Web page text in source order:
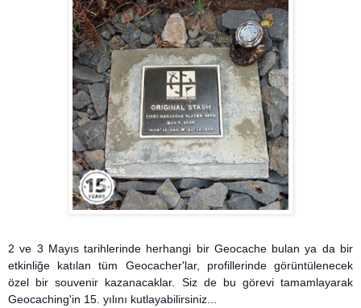
2 ve 3 Mayıs tarihlerinde herhangi bir Geocache bulan ya da bir
etkinliğe katılan tüm Geocacher'lar, profillerinde görüntülenecek
özel bir souvenir kazanacaklar. Siz de bu görevi tamamlayarak
Geocaching'in 15. yılını kutlayabilirsiniz...